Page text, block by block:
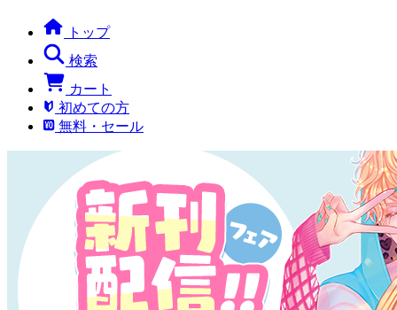
トップ
検索
カート
初めての方
無料・セール